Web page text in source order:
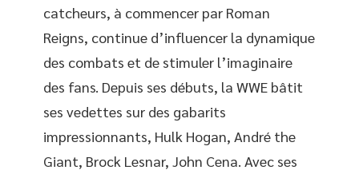
catcheurs, à commencer par Roman
Reigns, continue d’influencer la dynamique
des combats et de stimuler l’imaginaire
des fans. Depuis ses débuts, la WWE bâtit
ses vedettes sur des gabarits
impressionnants, Hulk Hogan, André the
Giant, Brock Lesnar, John Cena. Avec ses